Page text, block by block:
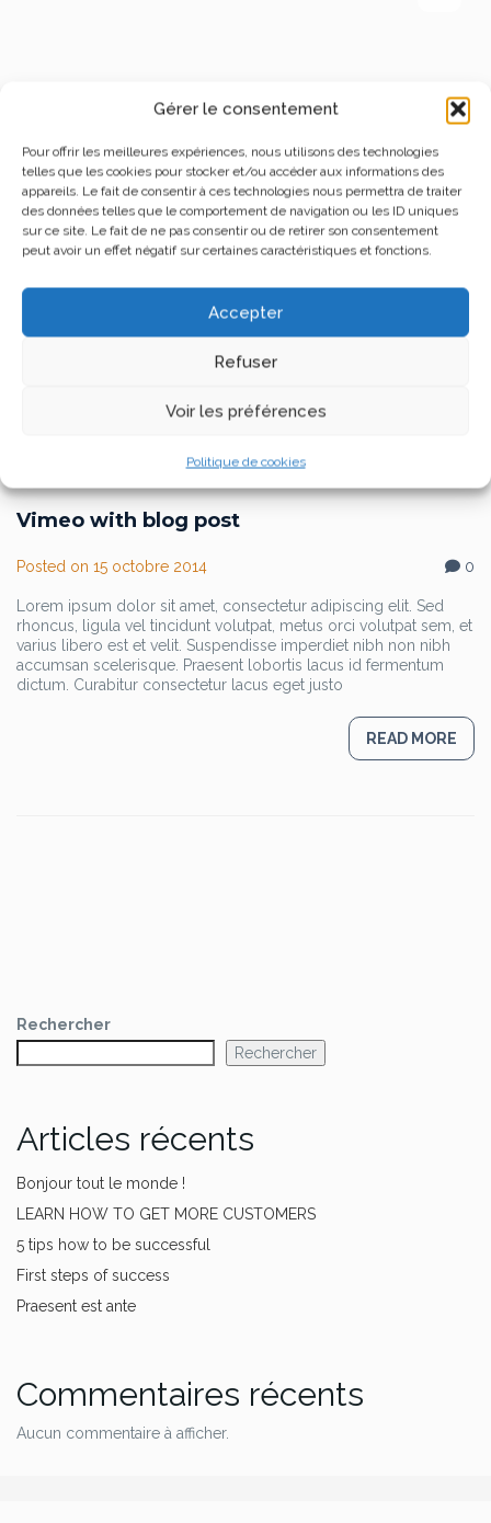
Gérer le consentement
Pour offrir les meilleures expériences, nous utilisons des technologies
telles que les cookies pour stocker et/ou accéder aux informations des
appareils. Le fait de consentir à ces technologies nous permettra de traiter
des données telles que le comportement de navigation ou les ID uniques
sur ce site. Le fait de ne pas consentir ou de retirer son consentement
peut avoir un effet négatif sur certaines caractéristiques et fonctions.
Accepter
Refuser
Voir les préférences
Politique de cookies
Vimeo with blog post
Posted on 15 octobre 2014 0
Lorem ipsum dolor sit amet, consectetur adipiscing elit. Sed
rhoncus, ligula vel tincidunt volutpat, metus orci volutpat sem, et
varius libero est et velit. Suspendisse imperdiet nibh non nibh
accumsan scelerisque. Praesent lobortis lacus id fermentum
dictum. Curabitur consectetur lacus eget justo
READ MORE
Rechercher
Rechercher
Articles récents
Bonjour tout le monde !
LEARN HOW TO GET MORE CUSTOMERS
5 tips how to be successful
First steps of success
Praesent est ante
Commentaires récents
Aucun commentaire à afficher.